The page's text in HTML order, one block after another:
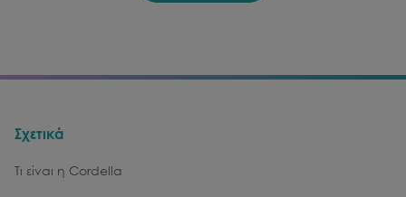
Σχετικά
Τι είναι η Cordella